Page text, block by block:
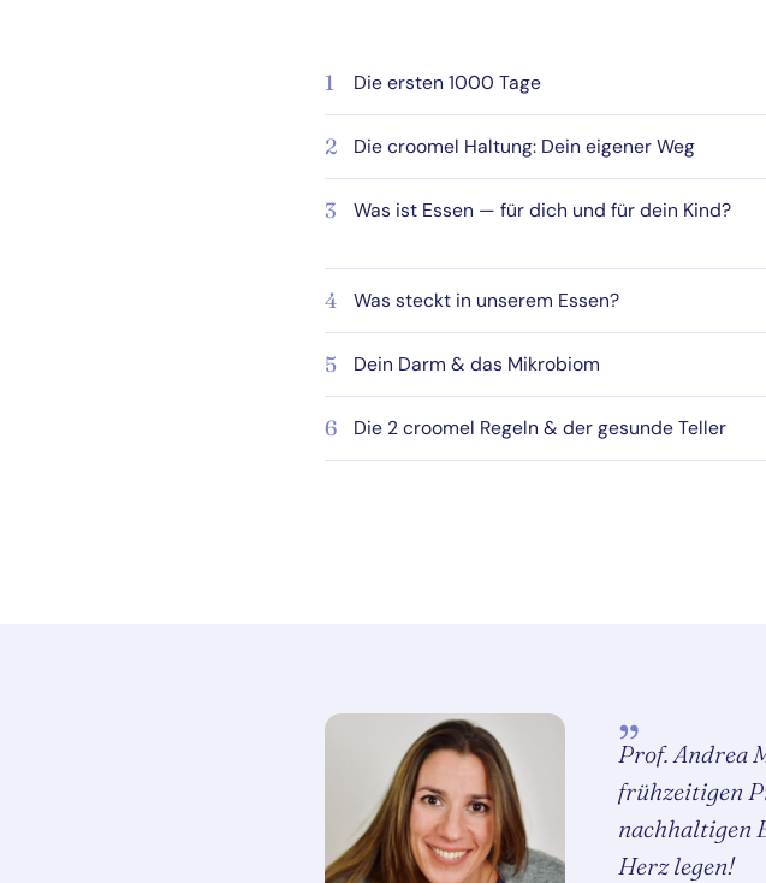
1 Die ersten 1000 Tage
2 Die croomel Haltung: Dein eigener Weg
3 Was ist Essen — für dich und für dein Kind?
4 Was steckt in unserem Essen?
5 Dein Darm & das Mikrobiom
6 Die 2 croomel Regeln & der gesunde Teller
„
Prof. Andrea
frühzeitigen
nachhaltigen
Herz legen!